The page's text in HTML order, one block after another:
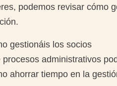
podemos revisar cómo
gestionáis los socios
procesos administrativos
ahorrar tiempo en la